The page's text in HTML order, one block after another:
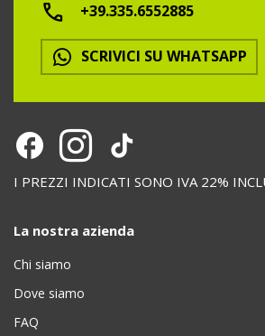
+39.335.6552885
SCRIVICI SU WHATSAPP
I PREZZI INDICATI SONO IVA 22%
La nostra azienda
Chi siamo
Dove siamo
FAQ